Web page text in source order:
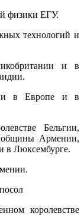
физики ЕГУ.
технологий и
и в
в Европе и в
Бельгии,
общины Армении,
в Люксембурге.
королевстве